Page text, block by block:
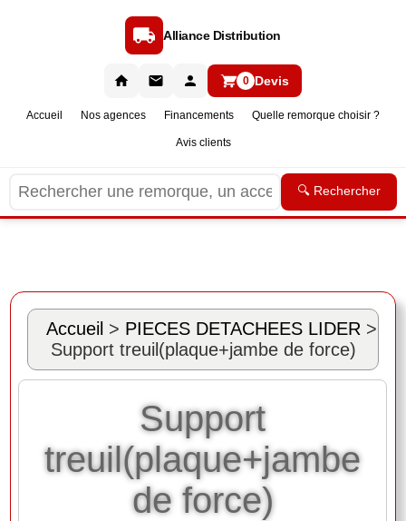
Alliance Distribution
Accueil Nos agences Financements Quelle remorque choisir ?
Avis clients
0 Devis
🔍 Rechercher
Accueil > PIECES DETACHEES LIDER >
Support treuil(plaque+jambe de force)
Support
treuil(plaque+jambe
de force)